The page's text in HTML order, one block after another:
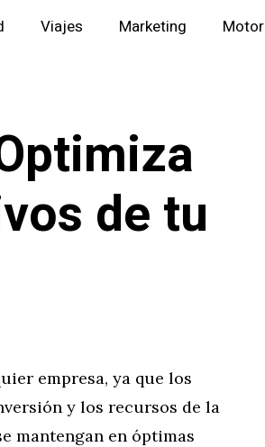
Viajes Marketing Motor
de tu
empresa, ya que los
y los recursos de la
mantengan en óptimas